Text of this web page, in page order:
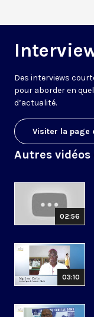
Des interviews
pour aborder en
d’actualité.
Visiter la page
Autres
02:56
03:10